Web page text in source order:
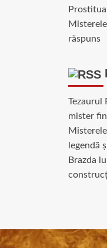
răspuns
Tezaurul
mister
legendă
Brazda